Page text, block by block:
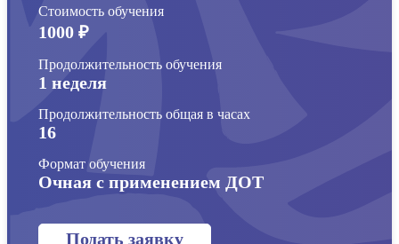
Стоимость обучения
1000 ₽
Продолжительность обучения
1 неделя
Продолжительность общая в часах
16
Формат обучения
Очная с применением ДОТ
Подать заявку